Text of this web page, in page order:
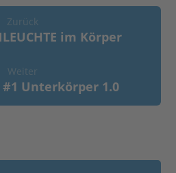
Zurück
im Körper
Weiter
Unterkörper 1.0